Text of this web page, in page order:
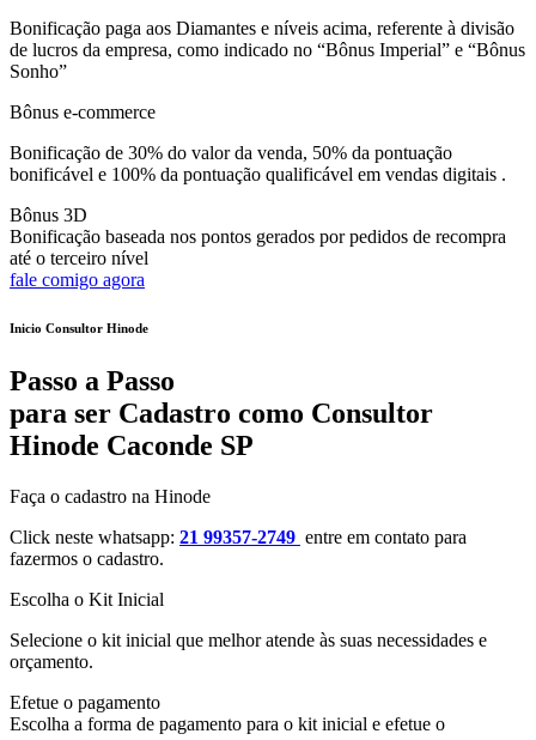
Bonificação paga aos Diamantes e níveis acima, referente à divisão
de lucros da empresa, como indicado no “Bônus Imperial” e “Bônus
Sonho”
Bônus e-commerce
Bonificação de 30% do valor da venda, 50% da pontuação
bonificável e 100% da pontuação qualificável em vendas digitais .
Bônus 3D
Bonificação baseada nos pontos gerados por pedidos de recompra
até o terceiro nível
fale comigo agora
Inicio Consultor Hinode
Passo a Passo
para ser Cadastro como Consultor
Hinode Caconde SP
Faça o cadastro na Hinode
Click neste whatsapp: 21 99357-2749 entre em contato para
fazermos o cadastro.
Escolha o Kit Inicial
Selecione o kit inicial que melhor atende às suas necessidades e
orçamento.
Efetue o pagamento
Escolha a forma de pagamento para o kit inicial e efetue o